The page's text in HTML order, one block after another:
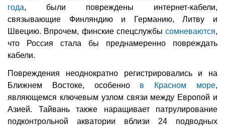
года, были повреждены интернет-кабели,
связывающие Финляндию и Германию, Литву и
Швецию. Впрочем, финские спецслужбы сомневаются,
что Россия стала бы преднамеренно повреждать
кабели.
Повреждения неоднократно регистрировались и на
Ближнем Востоке, особенно в Красном море,
являющемся ключевым узлом связи между Европой и
Азией. Тайвань также наращивает патрулирование
подконтрольной акватории вблизи 24 подводных